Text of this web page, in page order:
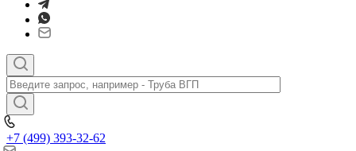
+7 (499) 393-32-62